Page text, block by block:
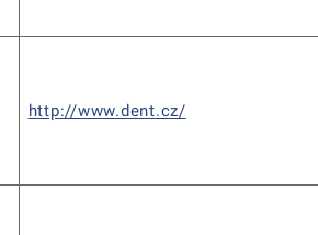
http://www.dent.cz/